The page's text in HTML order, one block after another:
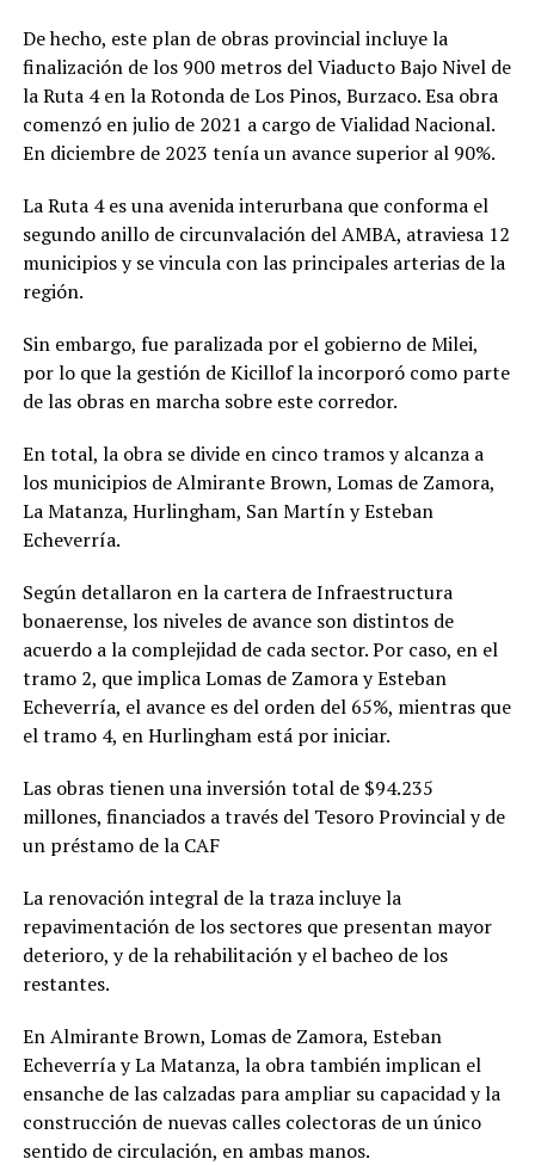
De hecho, este plan de obras provincial incluye la
finalización de los 900 metros del Viaducto Bajo Nivel de
la Ruta 4 en la Rotonda de Los Pinos, Burzaco. Esa obra
comenzó en julio de 2021 a cargo de Vialidad Nacional.
En diciembre de 2023 tenía un avance superior al 90%.
La Ruta 4 es una avenida interurbana que conforma el
segundo anillo de circunvalación del AMBA, atraviesa 12
municipios y se vincula con las principales arterias de la
región.
Sin embargo, fue paralizada por el gobierno de Milei,
por lo que la gestión de Kicillof la incorporó como parte
de las obras en marcha sobre este corredor.
En total, la obra se divide en cinco tramos y alcanza a
los municipios de Almirante Brown, Lomas de Zamora,
La Matanza, Hurlingham, San Martín y Esteban
Echeverría.
Según detallaron en la cartera de Infraestructura
bonaerense, los niveles de avance son distintos de
acuerdo a la complejidad de cada sector. Por caso, en el
tramo 2, que implica Lomas de Zamora y Esteban
Echeverría, el avance es del orden del 65%, mientras que
el tramo 4, en Hurlingham está por iniciar.
Las obras tienen una inversión total de $94.235
millones, financiados a través del Tesoro Provincial y de
un préstamo de la CAF
La renovación integral de la traza incluye la
repavimentación de los sectores que presentan mayor
deterioro, y de la rehabilitación y el bacheo de los
restantes.
En Almirante Brown, Lomas de Zamora, Esteban
Echeverría y La Matanza, la obra también implican el
ensanche de las calzadas para ampliar su capacidad y la
construcción de nuevas calles colectoras de un único
sentido de circulación, en ambas manos.